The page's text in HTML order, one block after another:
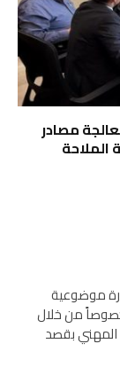
مصادر
موضوعية
من خلال
بقصد